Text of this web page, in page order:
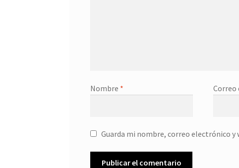
Nombre *
Guarda mi nombre, correo electrónico y